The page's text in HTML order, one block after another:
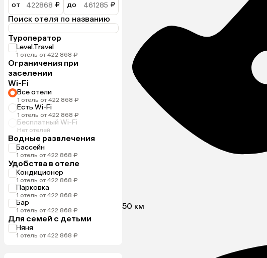
от ₽ до ₽
Поиск отеля по названию
Туроператор
Level.Travel
1 отель от 422 868 ₽
Ограничения при
заселении
Wi-Fi
Все отели
1 отель от 422 868 ₽
Есть Wi-Fi
1 отель от 422 868 ₽
Бесплатный Wi-Fi
Нет отелей
Водные развлечения
Бассейн
1 отель от 422 868 ₽
Удобства в отеле
Кондиционер
1 отель от 422 868 ₽
Парковка
1 отель от 422 868 ₽
Бар
1 отель от 422 868 ₽
Для семей с детьми
Няня
1 отель от 422 868 ₽
50 км